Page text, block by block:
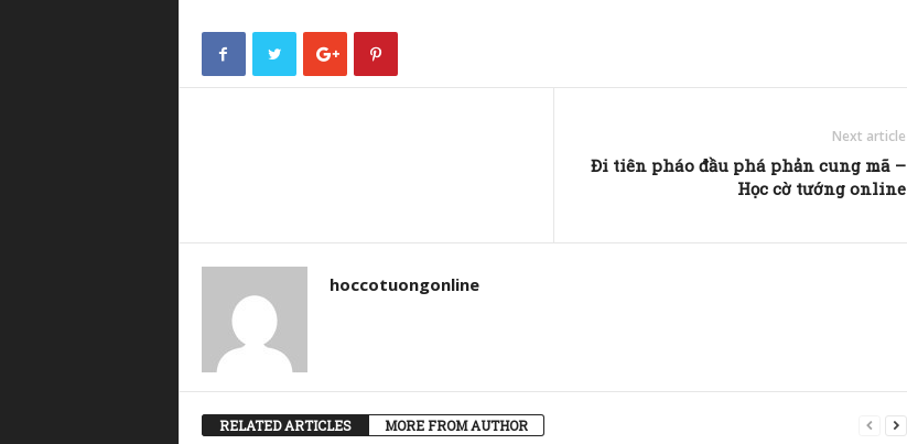
Next article
Đi tiên pháo đầu phá phản cung mã –
Học cờ tướng online
hoccotuongonline
RELATED ARTICLES MORE FROM AUTHOR